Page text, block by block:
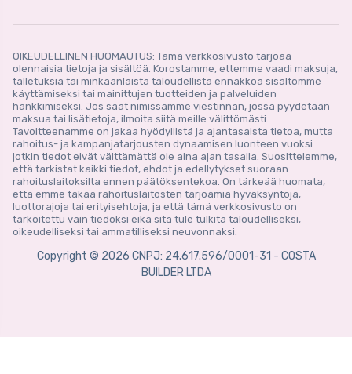
OIKEUDELLINEN HUOMAUTUS: Tämä verkkosivusto tarjoaa
olennaisia ​​tietoja ja sisältöä. Korostamme, ettemme vaadi maksuja,
talletuksia tai minkäänlaista taloudellista ennakkoa sisältömme
käyttämiseksi tai mainittujen tuotteiden ja palveluiden
hankkimiseksi. Jos saat nimissämme viestinnän, jossa pyydetään
maksua tai lisätietoja, ilmoita siitä meille välittömästi.
Tavoitteenamme on jakaa hyödyllistä ja ajantasaista tietoa, mutta
rahoitus- ja kampanjatarjousten dynaamisen luonteen vuoksi
jotkin tiedot eivät välttämättä ole aina ajan tasalla. Suosittelemme,
että tarkistat kaikki tiedot, ehdot ja edellytykset suoraan
rahoituslaitoksilta ennen päätöksentekoa. On tärkeää huomata,
että emme takaa rahoituslaitosten tarjoamia hyväksyntöjä,
luottorajoja tai erityisehtoja, ja että tämä verkkosivusto on
tarkoitettu vain tiedoksi eikä sitä tule tulkita taloudelliseksi,
oikeudelliseksi tai ammatilliseksi neuvonnaksi.
Copyright © 2026 CNPJ: 24.617.596/0001-31 - COSTA
BUILDER LTDA